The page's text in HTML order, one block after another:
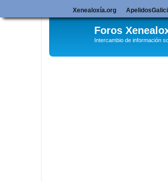
Foros
Intercambio de información
Xenealoxía.org